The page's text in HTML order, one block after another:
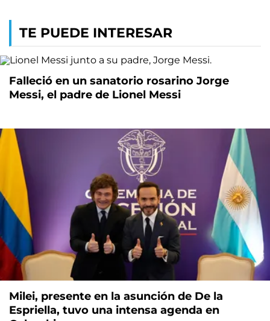
TE PUEDE INTERESAR
Falleció en un sanatorio rosarino Jorge
Messi, el padre de Lionel Messi
Milei, presente en la asunción de De la
Espriella, tuvo una intensa agenda en